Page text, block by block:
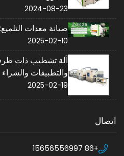
2024-08-23
صيانة معدات
2025-02-10
آلة تشطيب ذات
والتطبيقات والشراء
2025-02-19
اتصال
+86 15656556997